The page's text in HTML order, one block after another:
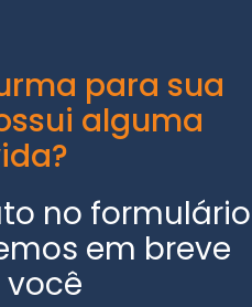
para sua
alguma
no formulário
em breve